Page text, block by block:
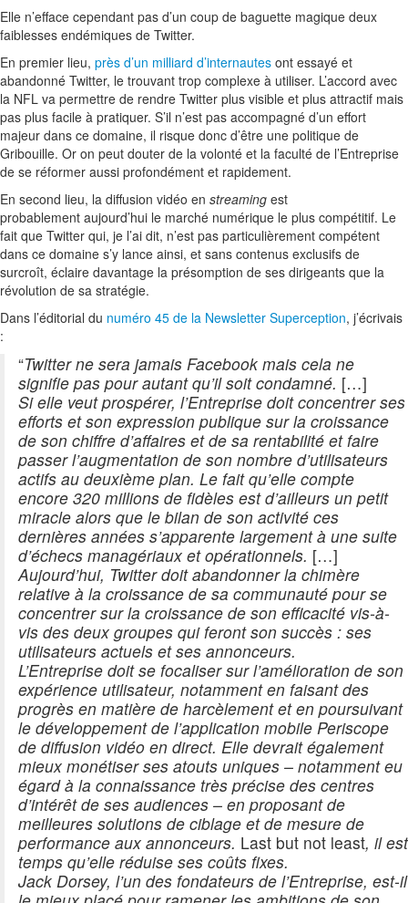
Elle n’efface cependant pas d’un coup de baguette magique deux
faiblesses endémiques de Twitter.
En premier lieu, près d’un milliard d’internautes ont essayé et
abandonné Twitter, le trouvant trop complexe à utiliser. L’accord avec
la NFL va permettre de rendre Twitter plus visible et plus attractif mais
pas plus facile à pratiquer. S’il n’est pas accompagné d’un effort
majeur dans ce domaine, il risque donc d’être une politique de
Gribouille. Or on peut douter de la volonté et la faculté de l’Entreprise
de se réformer aussi profondément et rapidement.
En second lieu, la diffusion vidéo en streaming est
probablement aujourd’hui le marché numérique le plus compétitif. Le
fait que Twitter qui, je l’ai dit, n’est pas particulièrement compétent
dans ce domaine s’y lance ainsi, et sans contenus exclusifs de
surcroît, éclaire davantage la présomption de ses dirigeants que la
révolution de sa stratégie.
Dans l’éditorial du numéro 45 de la Newsletter Superception, j’écrivais
:
“Twitter ne sera jamais Facebook mais cela ne
signifie pas pour autant qu’il soit condamné. […]
Si elle veut prospérer, l’Entreprise doit concentrer ses
efforts et son expression publique sur la croissance
de son chiffre d’affaires et de sa rentabilité et faire
passer l’augmentation de son nombre d’utilisateurs
actifs au deuxième plan. Le fait qu’elle compte
encore 320 millions de fidèles est d’ailleurs un petit
miracle alors que le bilan de son activité ces
dernières années s’apparente largement à une suite
d’échecs managériaux et opérationnels. […]
Aujourd’hui, Twitter doit abandonner la chimère
relative à la croissance de sa communauté pour se
concentrer sur la croissance de son efficacité vis-à-
vis des deux groupes qui feront son succès : ses
utilisateurs actuels et ses annonceurs.
L’Entreprise doit se focaliser sur l’amélioration de son
expérience utilisateur, notamment en faisant des
progrès en matière de harcèlement et en poursuivant
le développement de l’application mobile Periscope
de diffusion vidéo en direct. Elle devrait également
mieux monétiser ses atouts uniques – notamment eu
égard à la connaissance très précise des centres
d’intérêt de ses audiences – en proposant de
meilleures solutions de ciblage et de mesure de
performance aux annonceurs. Last but not least, il est
temps qu’elle réduise ses coûts fixes.
Jack Dorsey, l’un des fondateurs de l’Entreprise, est-il